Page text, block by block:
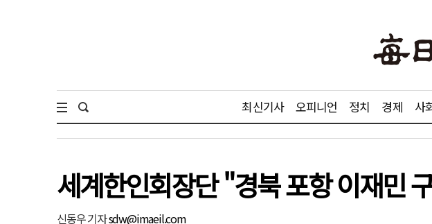
최신기사 오피니언 정치 경제 사
세계한인회장단 "경북 포항 이재민
신동우 기자sdw@imaeil.com